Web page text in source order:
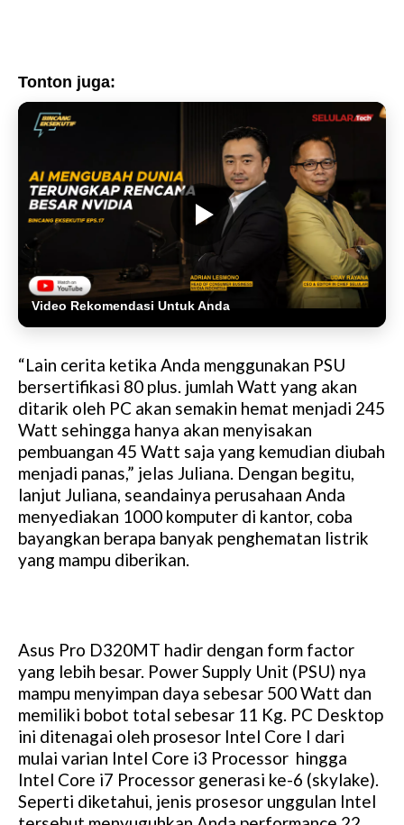
Tonton juga:
Video Rekomendasi Untuk Anda
“Lain cerita ketika Anda menggunakan PSU
bersertifikasi 80 plus. jumlah Watt yang akan
ditarik oleh PC akan semakin hemat menjadi 245
Watt sehingga hanya akan menyisakan
pembuangan 45 Watt saja yang kemudian diubah
menjadi panas,” jelas Juliana. Dengan begitu,
lanjut Juliana, seandainya perusahaan Anda
menyediakan 1000 komputer di kantor, coba
bayangkan berapa banyak penghematan listrik
yang mampu diberikan.
Asus Pro D320MT hadir dengan form factor
yang lebih besar. Power Supply Unit (PSU) nya
mampu menyimpan daya sebesar 500 Watt dan
memiliki bobot total sebesar 11 Kg. PC Desktop
ini ditenagai oleh prosesor Intel Core I dari
mulai varian Intel Core i3 Processor hingga
Intel Core i7 Processor generasi ke-6 (skylake).
Seperti diketahui, jenis prosesor unggulan Intel